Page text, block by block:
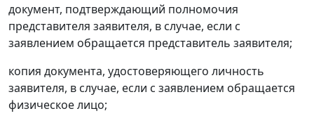
документ, подтверждающий полномочия
представителя заявителя, в случае, если с
заявлением обращается представитель заявителя;
копия документа, удостоверяющего личность
заявителя, в случае, если с заявлением обращается
физическое лицо;